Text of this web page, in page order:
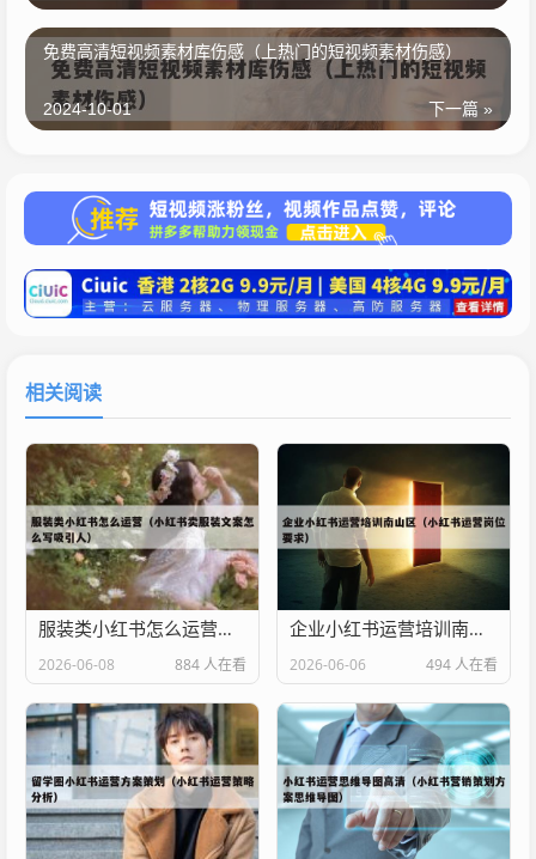
免费高清短视频素材库伤感（上热门的短视频素材伤感）
下一篇 »
2024-10-01
相关阅读
服装类小红书怎么运营（小红书卖服装文案怎么写吸引人）
2026-06-08 884 人在看
企业小红书运营培训南山区（小红书运营岗位要求）
2026-06-06 494 人在看